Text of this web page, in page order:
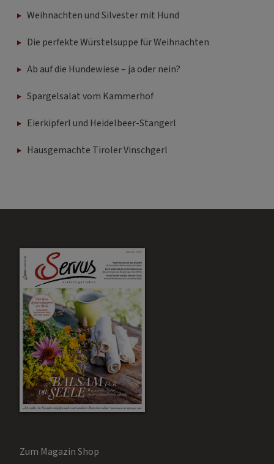
Weihnachten und Silvester mit Hund
Die perfekte Würstelsuppe für Weihnachten
Ab auf die Hundewiese – ja oder nein?
Spargelsalat vom Kammerhof
Eierkipferl und Heidelbeer-Stangerl
Hausgemachte Tiroler Vinschgerl
Zum Magazin Shop